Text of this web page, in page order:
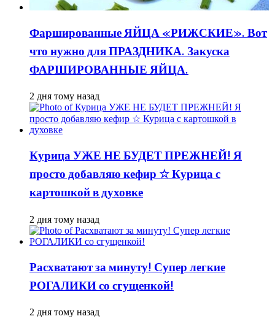
Фаршированные ЯЙЦА «РИЖСКИЕ». Вот
что нужно для ПРАЗДНИКА. Закуска
ФАРШИРОВАННЫЕ ЯЙЦА.
2 дня тому назад
Курица УЖЕ НЕ БУДЕТ ПРЕЖНЕЙ! Я
просто добавляю кефир ☆ Курица с
картошкой в духовке
2 дня тому назад
Расхватают за минуту! Супер легкие
РОГАЛИКИ со сгущенкой!
2 дня тому назад